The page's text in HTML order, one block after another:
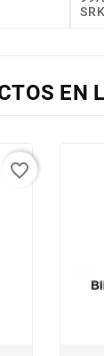
EN
favorite_border